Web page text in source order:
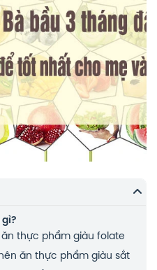
gì?
ăn thực phẩm giàu folate
ăn thực phẩm giàu sắt